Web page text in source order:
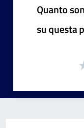
Quanto
su questa